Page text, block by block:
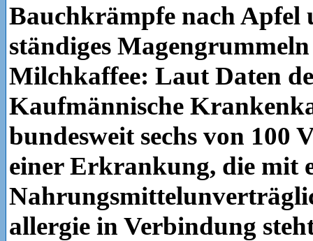
Bauchkrämpfe nach Apfel
ständiges
Milchkaffee: Laut Daten
Kaufmännische
bundesweit sechs von 100
einer Erkrankung, die mit
allergie in Verbindung